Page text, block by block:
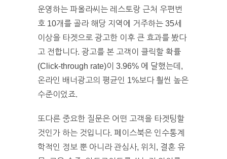
운영하는 파올라씨는 레스토랑 근처 우편번
호 10개를 골라 해당 지역에 거주하는 35세
이상을 타겟으로 광고한 이후 큰 효과를 봤다
고 전합니다. 광고를 본 고객이 클릭할 확률
(Click-through rate)이 3.96% 에 달했는데,
온라인 배너광고의 평균인 1%보다 훨씬 높은
수준이었죠.
또다른 중요한 질문은 어떤 고객을 타겟팅할
것인가 하는 것입니다. 페이스북은 인수통계
학적인 정보 뿐 아니라 관심사, 위치, 결혼 유